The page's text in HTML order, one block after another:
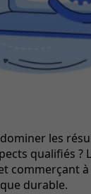
les
qualifiés ?
commerçant à
durable.